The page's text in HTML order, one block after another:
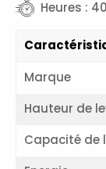
Marque
Hauteur de
Capacité de
Energie